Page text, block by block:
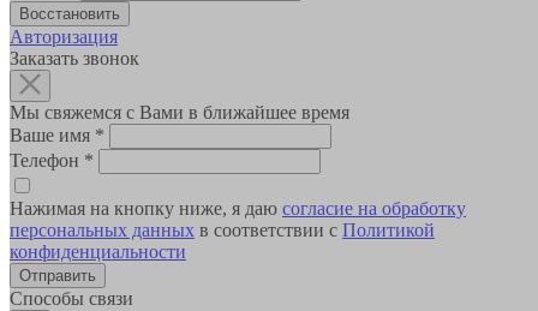
Авторизация
Заказать звонок
Мы свяжемся с Вами в ближайшее время
Ваше имя *
Телефон *
Нажимая на кнопку ниже, я даю согласие на обработку
персональных данных в соответствии с Политикой
конфиденциальности
Способы связи